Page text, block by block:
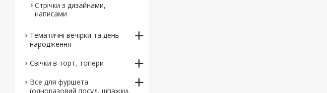
Стрічки з дизайнами,
написами
Тематичні вечірки та день
народження
Свічки в торт, топери
Все для фуршета
(одноразовий посуд, шпажки,